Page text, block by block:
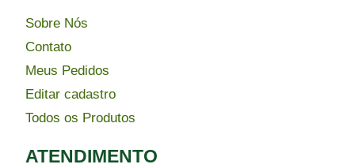
Sobre Nós
Contato
Meus Pedidos
Editar cadastro
Todos os Produtos
ATENDIMENTO